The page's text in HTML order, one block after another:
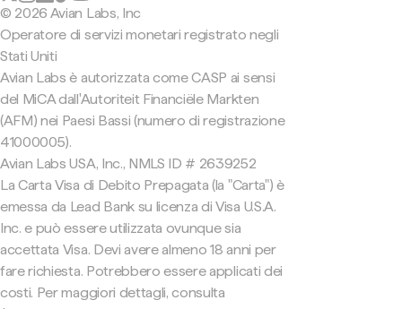
© 2026 Avian Labs, Inc
Operatore di servizi monetari registrato negli
Stati Uniti
Avian Labs è autorizzata come CASP ai sensi
del MiCA dall'Autoriteit Financiële Markten
(AFM) nei Paesi Bassi (numero di registrazione
41000005).
Avian Labs USA, Inc., NMLS ID # 2639252
La Carta Visa di Debito Prepagata (la "Carta") è
emessa da Lead Bank su licenza di Visa U.S.A.
Inc. e può essere utilizzata ovunque sia
accettata Visa. Devi avere almeno 18 anni per
fare richiesta. Potrebbero essere applicati dei
costi. Per maggiori dettagli, consulta